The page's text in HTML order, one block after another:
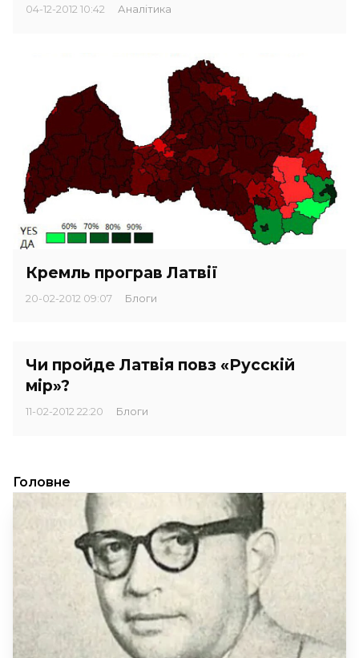
04-12-2012 10:42 Аналітика
Кремль програв Латвії
20-02-2012 09:07 Блоги
Чи пройде Латвія повз «Русскій
мір»?
11-02-2012 22:20 Блоги
Головне